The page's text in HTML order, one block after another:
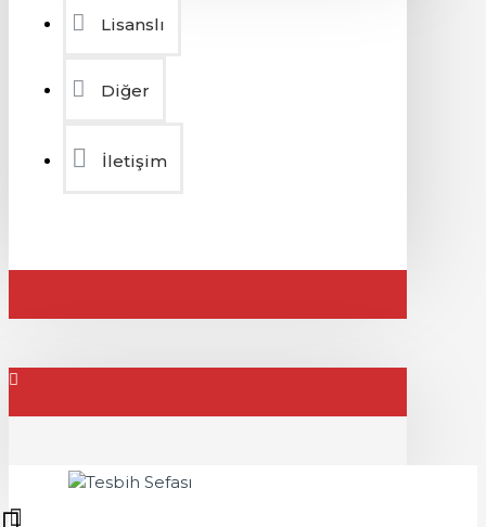
Lisanslı
Diğer
İletişim